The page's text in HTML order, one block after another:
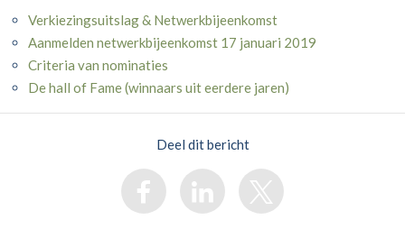
Verkiezingsuitslag & Netwerkbijeenkomst
Aanmelden netwerkbijeenkomst 17 januari 2019
Criteria van nominaties
De hall of Fame (winnaars uit eerdere jaren)
Deel dit bericht